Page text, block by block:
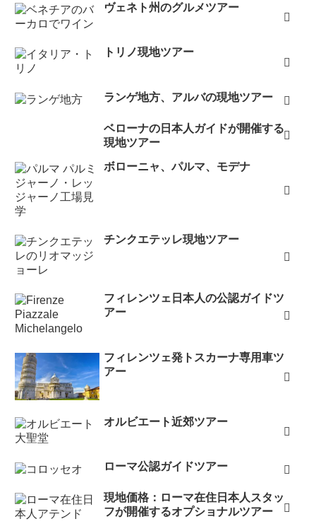
ヴェネト州のグルメツアー
トリノ現地ツアー
ランゲ地方、アルバの現地ツアー
ベローナの日本人ガイドが開催する
現地ツアー
ボローニャ、パルマ、モデナ
チンクエテッレ現地ツアー
フィレンツェ日本人の公認ガイドツ
アー
フィレンツェ発トスカーナ専用車ツ
アー
オルビエート近郊ツアー
ローマ公認ガイドツアー
現地価格：ローマ在住日本人スタッ
フが開催するオプショナルツアー